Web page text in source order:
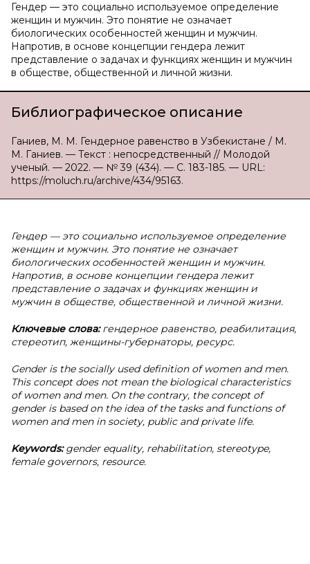
Гендер — это социально используемое определение
женщин и мужчин. Это понятие не означает
биологических особенностей женщин и мужчин.
Напротив, в основе концепции гендера лежит
представление о задачах и функциях женщин и мужчин
в обществе, общественной и личной жизни.
Библиографическое описание
Ганиев, М. М. Гендерное равенство в Узбекистане / М.
М. Ганиев. — Текст : непосредственный // Молодой
ученый. — 2022. — № 39 (434). — С. 183-185. — URL:
https://moluch.ru/archive/434/95163.
Гендер — это социально используемое определение
женщин и мужчин. Это понятие не означает
биологических особенностей женщин и мужчин.
Напротив, в основе концепции гендера лежит
представление о задачах и функциях женщин и
мужчин в обществе, общественной и личной жизни.
Ключевые слова:гендерное равенство, реабилитация,
стереотип, женщины-губернаторы, ресурс.
Gender is the socially used definition of women and men.
This concept does not mean the biological characteristics
of women and men. On the contrary, the concept of
gender is based on the idea of the tasks and functions of
women and men in society, public and private life.
Keywords:gender equality, rehabilitation, stereotype,
female governors, resource.